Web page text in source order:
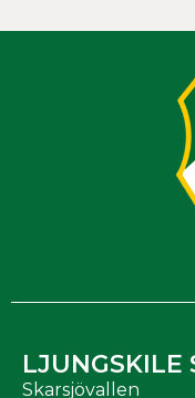
LJUNGSKILE
Skarsjövallen